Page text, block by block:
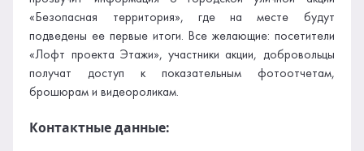
«Безопасная территория», где на месте будут
подведены ее первые итоги. Все желающие: посетители
«Лофт проекта Этажи», участники акции, добровольцы
получат доступ к показательным фотоотчетам,
брошюрам и видеороликам.
Контактные данные: